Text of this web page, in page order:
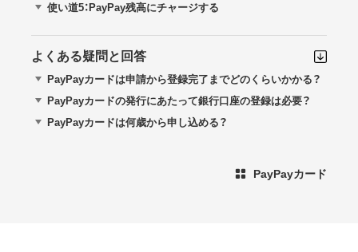
使い道5：PayPay残高にチャージする
よくある疑問と回答
PayPayカードは申請から登録完了までどのくらいかかる？
PayPayカードの発行にあたって銀行口座の登録は必要？
PayPayカードは何歳から申し込める？
PayPayカード